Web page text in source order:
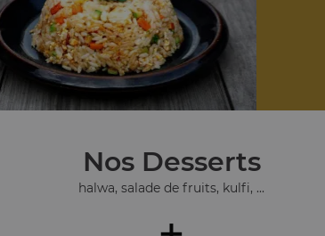
Nos Desserts
halwa, salade de fruits, kulfi, ...